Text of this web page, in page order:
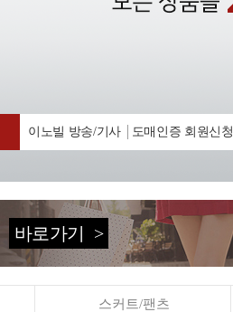
이노빌 방송/기사 도매인증 회원신청
바로가기 >
스커트/팬츠